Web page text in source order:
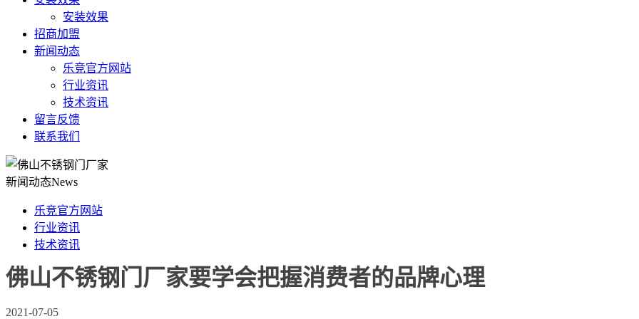
安装效果
招商加盟
新闻动态
乐竞官方网站
行业资讯
技术资讯
留言反馈
联系我们
新闻动态News
乐竞官方网站
行业资讯
技术资讯
佛山不锈钢门厂家要学会把握消费者的品牌心理
2021-07-05